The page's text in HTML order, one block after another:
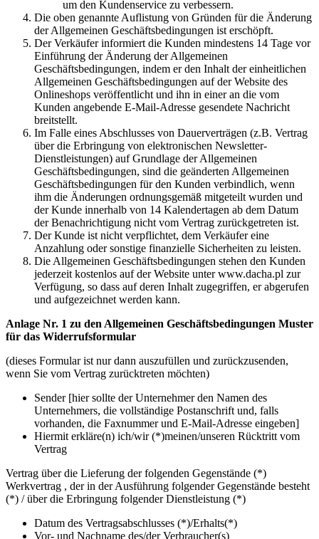
um den Kundenservice zu verbessern.
Die oben genannte Auflistung von Gründen für die Änderung
der Allgemeinen Geschäftsbedingungen ist erschöpft.
Der Verkäufer informiert die Kunden mindestens 14 Tage vor
Einführung der Änderung der Allgemeinen
Geschäftsbedingungen, indem er den Inhalt der einheitlichen
Allgemeinen Geschäftsbedingungen auf der Website des
Onlineshops veröffentlicht und ihn in einer an die vom
Kunden angebende E-Mail-Adresse gesendete Nachricht
breitstellt.
Im Falle eines Abschlusses von Dauerverträgen (z.B. Vertrag
über die Erbringung von elektronischen Newsletter-
Dienstleistungen) auf Grundlage der Allgemeinen
Geschäftsbedingungen, sind die geänderten Allgemeinen
Geschäftsbedingungen für den Kunden verbindlich, wenn
ihm die Änderungen ordnungsgemäß mitgeteilt wurden und
der Kunde innerhalb von 14 Kalendertagen ab dem Datum
der Benachrichtigung nicht vom Vertrag zurückgetreten ist.
Der Kunde ist nicht verpflichtet, dem Verkäufer eine
Anzahlung oder sonstige finanzielle Sicherheiten zu leisten.
Die Allgemeinen Geschäftsbedingungen stehen den Kunden
jederzeit kostenlos auf der Website unter www.dacha.pl zur
Verfügung, so dass auf deren Inhalt zugegriffen, er abgerufen
und aufgezeichnet werden kann.
Anlage Nr. 1 zu den Allgemeinen Geschäftsbedingungen Muster
für das Widerrufsformular
(dieses Formular ist nur dann auszufüllen und zurückzusenden,
wenn Sie vom Vertrag zurücktreten möchten)
Sender [hier sollte der Unternehmer den Namen des
Unternehmers, die vollständige Postanschrift und, falls
vorhanden, die Faxnummer und E-Mail-Adresse eingeben]
Hiermit erkläre(n) ich/wir (*)meinen/unseren Rücktritt vom
Vertrag
Vertrag über die Lieferung der folgenden Gegenstände (*)
Werkvertrag , der in der Ausführung folgender Gegenstände besteht
(*) / über die Erbringung folgender Dienstleistung (*)
Datum des Vertragsabschlusses (*)/Erhalts(*)
Vor- und Nachname des/der Verbraucher(s)